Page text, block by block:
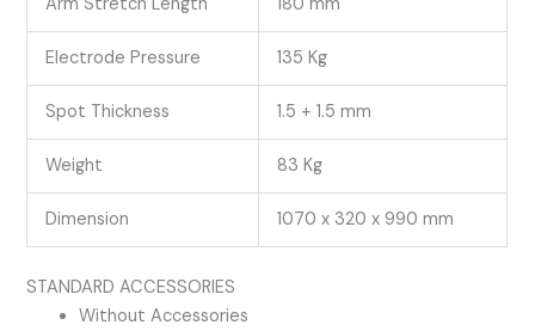
Electrode Pressure 135 Kg
Spot Thickness 1.5 + 1.5 mm
Weight 83 Kg
Dimension 1070 x 320 x 990 mm
STANDARD ACCESSORIES
Without Accessories